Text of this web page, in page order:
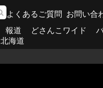
よくあるご質問 お問い合
報道 どさんこワイド
北海道